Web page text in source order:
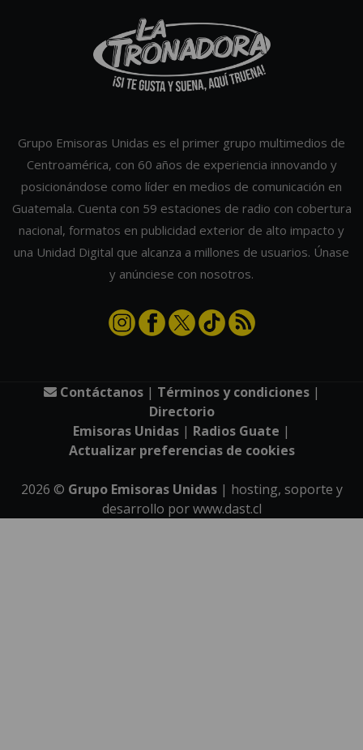
Grupo Emisoras Unidas es el primer grupo multimedios de
Centroamérica, con 60 años de experiencia innovando y
posicionándose como líder en medios de comunicación en
Guatemala. Cuenta con 59 estaciones de radio con cobertura
nacional, formatos en publicidad exterior de alto impacto y
una Unidad Digital que alcanza a millones de usuarios. Únase
y anúnciese con nosotros.
Contáctanos| Términos y condiciones|
Directorio
Emisoras Unidas | Radios Guate |
Actualizar preferencias de cookies
2026 © Grupo Emisoras Unidas| hosting, soporte y
desarrollo porwww.dast.cl